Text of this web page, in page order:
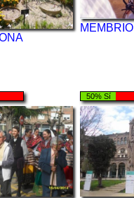
MEMBRIO
50% Sí